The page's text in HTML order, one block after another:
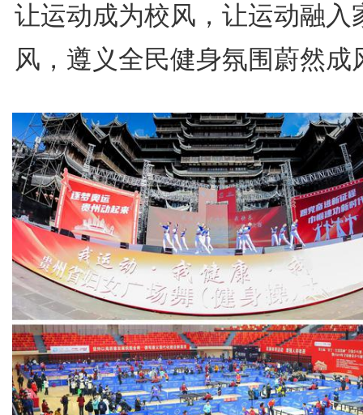
让运动成为校风，让运动融入
风，遵义全民健身氛围蔚然成